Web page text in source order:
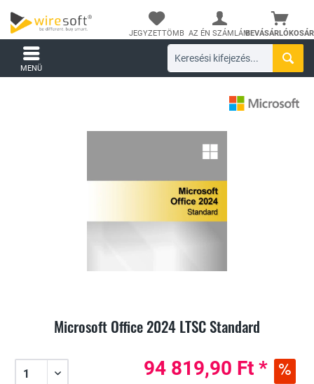
BEVÁSÁRLÓKOSÁR
JEGYZETTÖMB AZ ÉN SZÁMLÁM
MENÜ
Microsoft Office 2024 LTSC Standard
94 819,90 Ft *